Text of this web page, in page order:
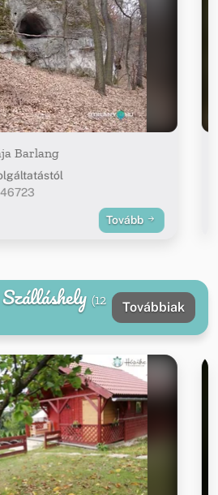
Barlang
Tovább
(12
Továbbiak